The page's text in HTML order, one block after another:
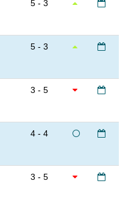
5 - 3
5 - 3
3 - 5
4 - 4
3 - 5